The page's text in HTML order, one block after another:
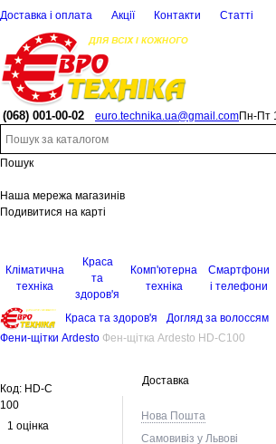
Доставка і оплата Акції Контакти Статті
(068) 001-00-02 euro.technika.ua@gmail.comПн-Пт
Пошук
Наша мережа магазинів
Подивитися на карті
Кліматична
техніка
Краса
та
здоров'я
Комп'ютерна
техніка
Смартфони
і телефони
Краса та здоров'я Догляд за волоссям
Фени-щітки Ardesto Фен-щітка Ardesto HD-C100
Доставка
Нова Пошта
Самовивіз у Львові
Код: HD-C
100
1 оцінка